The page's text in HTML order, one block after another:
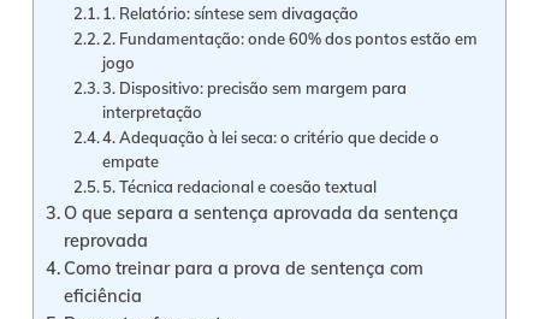
1. Relatório: síntese sem divagação
2. Fundamentação: onde 60% dos pontos estão em
jogo
3. Dispositivo: precisão sem margem para
interpretação
4. Adequação à lei seca: o critério que decide o
empate
5. Técnica redacional e coesão textual
O que separa a sentença aprovada da sentença
reprovada
Como treinar para a prova de sentença com
eficiência